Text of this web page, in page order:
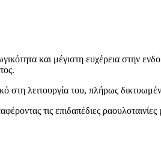
και μέγιστη ευχέρεια στην
στη λειτουργία του, πλήρως
τις επιδαπέδιες